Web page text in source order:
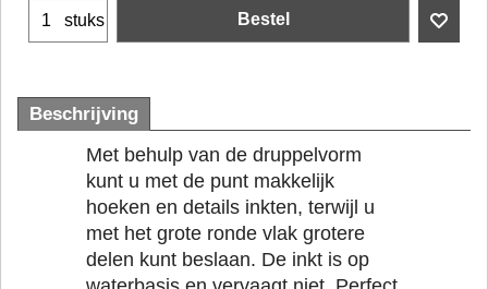
stuks Bestel
Beschrijving
Met behulp van de druppelvorm
kunt u met de punt makkelijk
hoeken en details inkten, terwijl u
met het grote ronde vlak grotere
delen kunt beslaan. De inkt is op